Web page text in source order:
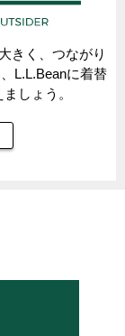
きく、つながり
L.L.Beanに着替
しょう。